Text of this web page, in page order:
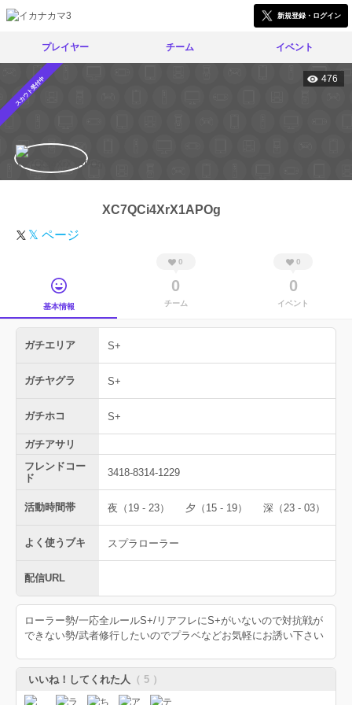
新規登録・ログイン
プレイヤー チーム イベント
スカウト受付中 476
XC7QCi4XrX1APOg
𝕏 ページ
基本情報
0
0
チーム
0
0
イベント
ガチエリア S+
ガチヤグラ S+
ガチホコ S+
ガチアサリ
フレンドコー
ド
3418-8314-1229
活動時間帯 夜（19 - 23） 夕（15 - 19） 深（23 - 03）
よく使うブキ スプラローラー
配信URL
ローラー勢/一応全ルールS+/リアフレにS+がいないので対抗戦が
できない勢/武者修行したいのでプラベなどお気軽にお誘い下さい
いいね！してくれた人 （ 5 ）